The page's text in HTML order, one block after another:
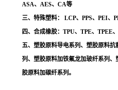
ASA、AES、CA等
三、特殊塑料： LCP、PPS、PEI、
四、合成橡胶：TPU、TPE、TPEE
五、塑胶原料导电系列、塑胶原料
列、塑胶原料加铁氟龙加玻纤系列
胶原料加碳纤系列。